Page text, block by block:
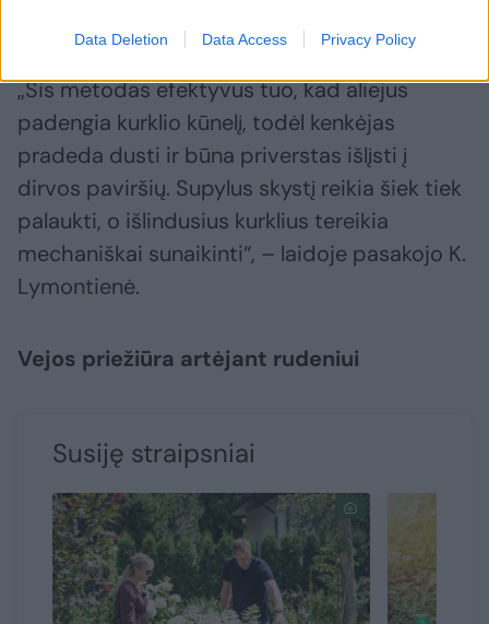
Data Deletion Data Access Privacy Policy
„Šis metodas efektyvus tuo, kad aliejus
padengia kurklio kūnelį, todėl kenkėjas
pradeda dusti ir būna priverstas išlįsti į
dirvos paviršių. Supylus skystį reikia šiek tiek
palaukti, o išlindusius kurklius tereikia
mechaniškai sunaikinti“, – laidoje pasakojo K.
Lymontienė.
Vejos priežiūra artėjant rudeniui
Susiję straipsniai